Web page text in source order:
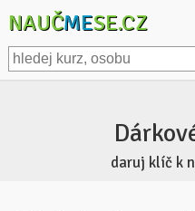
NAUČMESE.CZ
daruj klíč k